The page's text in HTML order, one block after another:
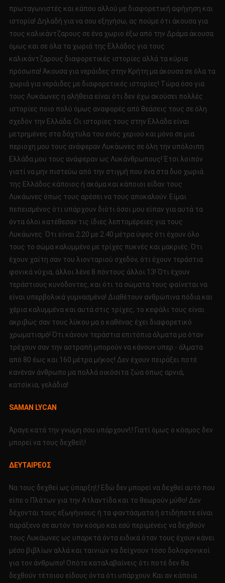
πρωταγωνιστές και κάπου αλλού με διαφορετική αφήγηση και
ιστορία! Δηλαδή για να σου εξηγήσω, ας πούμε ότι άκουσα για
τους καλικάντζαρους σε ένα χωριο έξω από την Δράμα άκουσα
όμως και σε όλα τα χωριά της Ελλάδος για τους
καλικάντζαρους διαφορετικές ιστορίες αλλά τα κύρια
πρόσωπα! Άκουσα για νεράιδες στην Κρήτη μα άκουσα σε όλα τα
χωριά για νεράιδες με διαφορετικές ιστορίες! Τώρα όσο για
τους Λυκάωνες η αλήθεια είναι ότι δεν έχω ακούσει πολλές
ιστορίες ποιο πολύ όμως αναφορές από θεάσεις τους σε όλη
σχεδόν την Ελλάδα. Οι ιστορίες τους στην Ελλάδα είναι
μετρημένες στα δάχτυλα του ενός χεριού και μόνο σε μια
περιοχη μου τους ανάφεραν Λυκάωνες σε όλη την υπόλοιπη
Ελλάδα μου τους ανάφεραν ως Λυκάνθρωπους! Έτσι λοιπόν
γιατί να μην πιστεύω από την στιγμή που ένα στα δυο χωριά
της Ελλάδος κάποιος ή ακόμα και κάποιοι είδαν τους
Λυκάωνες όπως τους αρέσει να τους αποκαλούν. Είμαι
πεπεισμένος ότι υπάρχουν διότι όσοι μου είπαν για αυτά τα
όντα όλοι κατέθεσαν τις ίδιες λεπτομέρειες για τους
Λυκάωνες. Ότι είναι 2.20 με 2.40 μέτρα ύψος ότι έχουν όλο
τους το σώμα καλυμμένο με τρίχες πυκνές και μακριές. Ότι
έχουν χαίτη σαν του λιονταριού σχεδόν, ότι έχουν τεράστια
φονικά νύχια, άλλοι λένε 8 πόντους άλλοι 13! Ότι έχουν
τεράστιους κυνόδοντες, και ότι τα σώματα τους φαίνεται να
είναι υπερβολικά γυμνασμένα! Διαθέτουν ανθρώπινα πόδια και
χέρια καλυμμένα και αυτά στις τρίχες, το κεφάλι τους είναι
ακριβώς σαν τους λύκου μα ο καθένας έχει διαφορετικό
χρωματισμό! Ότι κάνουν τεράστια επιτόπια άλματα μα όταν
τρέχουν σαν την αστραπή μπορούν να κάνουν υπερ.- άλματα
από 80 έως και 160 μέτρα μήκος! Δεν έχουν πειράξει ποτέ
κανέναν άνθρωπο μα πολλά οικόσιτα ζώα όπως αρνιά,
κατσίκια, γελάδια!
SAMAN LYCAN
Άραγε κατά την γνώμη σου υπάρχουν!;! Γιατί όμως ο κόσμος δεν
μπορεί να τους δεχθεί!;!
ΔΕΥΤΑΙΡΕΟΣ
Να τους δεχθεί ως ύπαρξη!;! Εδώ δεν μπορεί να δεχθεί αυτό που
είπε ο Πλάτων για την Ατλαντίδα και το θεωρούν μύθο! Δεν
δέχονται τους εξωγήινους ή τα φαντάσματα ή οτιδήποτε είναι
παράξενο σε αυτόν τον κόσμο και εσύ περιμένεις να δεχθούν
τους Λυκάωνες ως υπαρκτά όντα ειδικά όταν τους έχουν κάνει
μέσο βιβλίων αλλά και ταινιών να δείχνουν τόσο δολοφονικοί
για τον άνθρωπο! Οπότε καταλαβαίνεις ότι ποτέ δεν θα
δεχθούν τέτοιου είδους όντα ότι υπάρχουν. Και αν κάποια